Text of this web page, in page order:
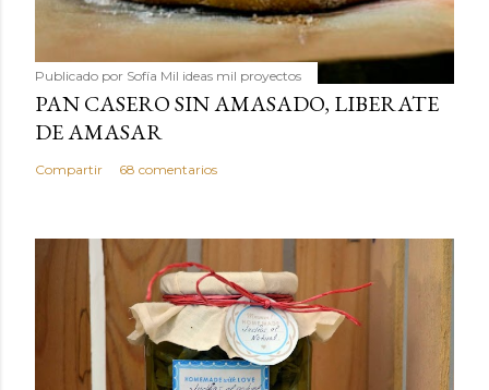
Publicado por Sofía Mil ideas mil proyectos
PAN CASERO SIN AMASADO, LIBERATE
DE AMASAR
Compartir 68 comentarios